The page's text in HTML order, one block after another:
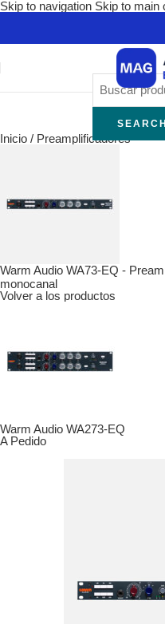
Skip to navigation Skip to main
SEARCH
Inicio / Preamplificadores
Warm Audio WA73-EQ -
monocanal
Volver a los productos
Warm Audio WA273-EQ
A Pedido